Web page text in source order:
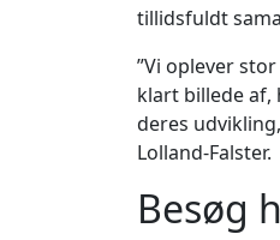
tillidsfuldt
”Vi oplever
klart billede
deres
Lolland-Falster.
Besøg